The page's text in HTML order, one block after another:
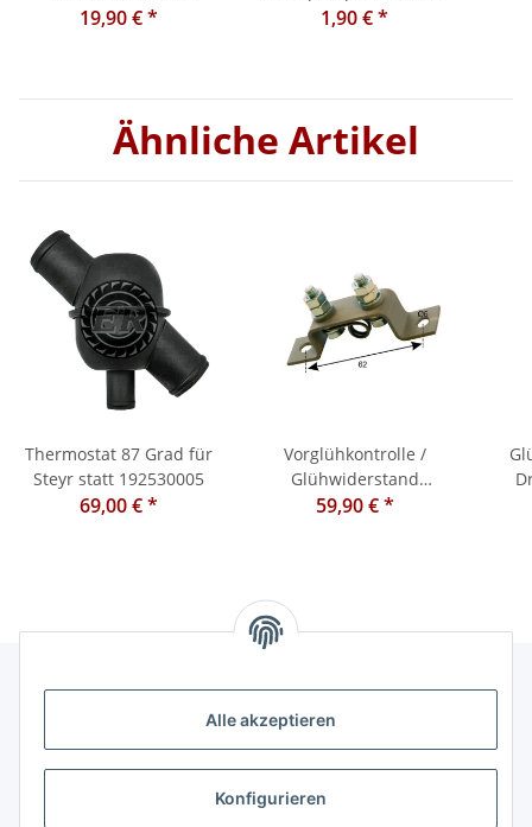
Alle akzeptieren
Konfigurieren
Doppelfilteranlage Steyr
19,90 €*
Friedmann-Maier
1,90 €*
Ähnliche Artikel
Thermostat 87 Grad für
Steyr statt 192530005
69,00 €*
Vorglühkontrolle /
Glühwiderstand
T80/T84/T86/T180/T185/T280
59,90 €*